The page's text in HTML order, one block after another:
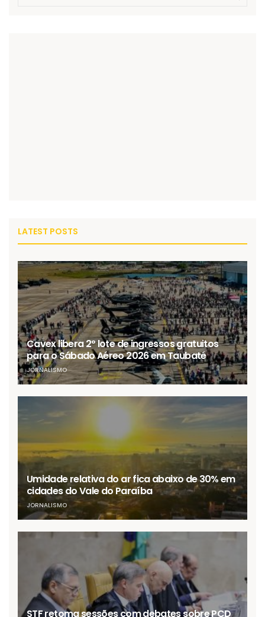
LATEST POSTS
Cavex libera 2º lote de ingressos gratuitos
para o Sábado Aéreo 2026 em Taubaté
JORNALISMO
Umidade relativa do ar fica abaixo de 30% em
cidades do Vale do Paraíba
JORNALISMO
STF retoma sessões com debates sobre PCD